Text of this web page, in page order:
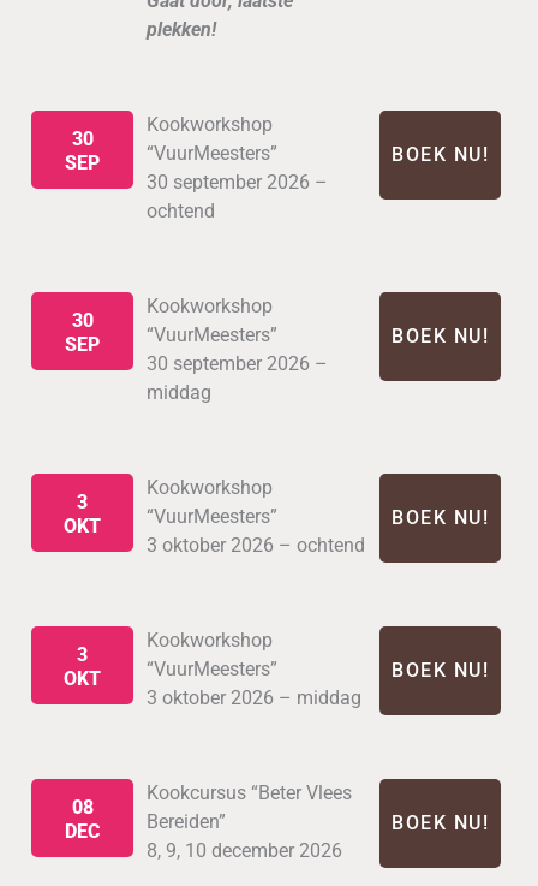
plekken!
30
SEP
Kookworkshop
“VuurMeesters”
30 september 2026 –
ochtend
BOEK NU!
30
SEP
Kookworkshop
“VuurMeesters”
30 september 2026 –
middag
BOEK NU!
3
OKT
Kookworkshop
“VuurMeesters”
3 oktober 2026 – ochtend
BOEK NU!
3
OKT
Kookworkshop
“VuurMeesters”
3 oktober 2026 – middag
BOEK NU!
08
DEC
Kookcursus “Beter Vlees
Bereiden”
8, 9, 10 december 2026
BOEK NU!